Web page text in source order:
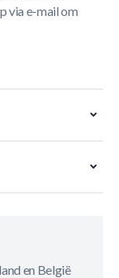
via e-mail om
en België